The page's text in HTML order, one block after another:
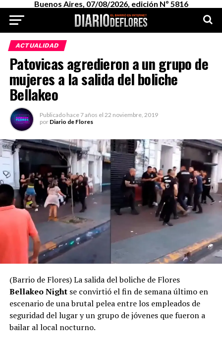
Buenos Aires, 07/08/2026, edición Nº 5816
ACTUALIDAD
Patovicas agredieron a un grupo de
mujeres a la salida del boliche
Bellakeo
Publicado hace 7 años el 22 noviembre, 2019
por Diario de Flores
(Barrio de Flores) La salida del boliche de Flores
Bellakeo Nightse convirtió el fin de semana último en
escenario de una brutal pelea entre los empleados de
seguridad del lugar y un grupo de jóvenes que fueron a
bailar al local nocturno.